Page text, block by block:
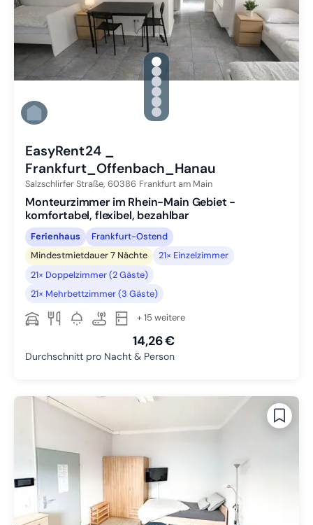
gallery.slide_selector
Zu Slide 1 wechseln
Zu Slide 2 wechseln
Zu Slide 3 wechseln
Zu Slide 4 wechseln
Zu Slide 5 wechseln
Zu Slide 6 wechseln
EasyRent24 _
Frankfurt_Offenbach_Hanau
Salzschlirfer Straße, 60386 Frankfurt am Main
Monteurzimmer im Rhein-Main Gebiet -
komfortabel, flexibel, bezahlbar
Ferienhaus
Frankfurt-Ostend
Mindestmietdauer 7 Nächte
21× Einzelzimmer
21× Doppelzimmer (2 Gäste)
21× Mehrbettzimmer (3 Gäste)
+ 15 weitere
14,26 €
Durchschnitt pro Nacht & Person